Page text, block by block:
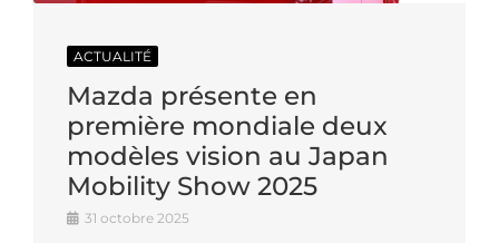
ACTUALITÉ
Mazda présente en
première mondiale deux
modèles vision au Japan
Mobility Show 2025
31 octobre 2025